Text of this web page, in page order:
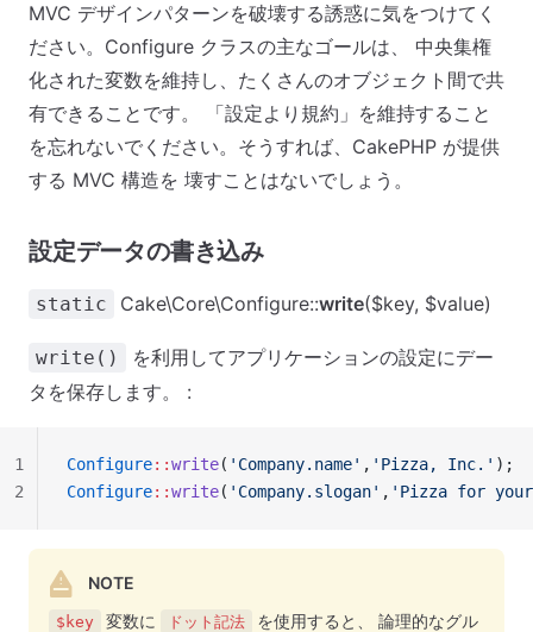
MVC デザインパターンを破壊する誘惑に気をつけてく
ださい。Configure クラスの主なゴールは、 中央集権
化された変数を維持し、たくさんのオブジェクト間で共
有できることです。 「設定より規約」を維持すること
を忘れないでください。そうすれば、CakePHP が提供
する MVC 構造を 壊すことはないでしょう。
設定データの書き込み
static Cake\Core\Configure::write($key, $value)
write()
を利用してアプリケーションの設定にデー
タを保存します。 :
Configure::write( 'Company.name' , 'Pizza, Inc.' );
Configure::write( 'Company.slogan' , 'Pizza for
1
2
NOTE
$key 変数に ドット記法
を使用すると、 論理的なグル